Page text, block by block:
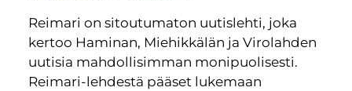
Reimari on sitoutumaton uutislehti, joka
kertoo Haminan, Miehikkälän ja Virolahden
uutisia mahdollisimman monipuolisesti.
Reimari-lehdestä pääset lukemaan